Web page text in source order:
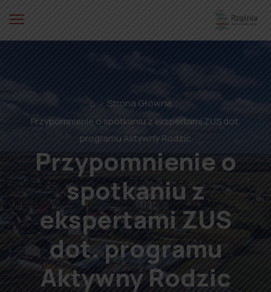
⌂
Strona Główna
Przypomnienie o spotkaniu z ekspertami ZUS dot.
programu Aktywny Rodzic
Przypomnienie o
spotkaniu z
ekspertami ZUS
dot. programu
Aktywny Rodzic